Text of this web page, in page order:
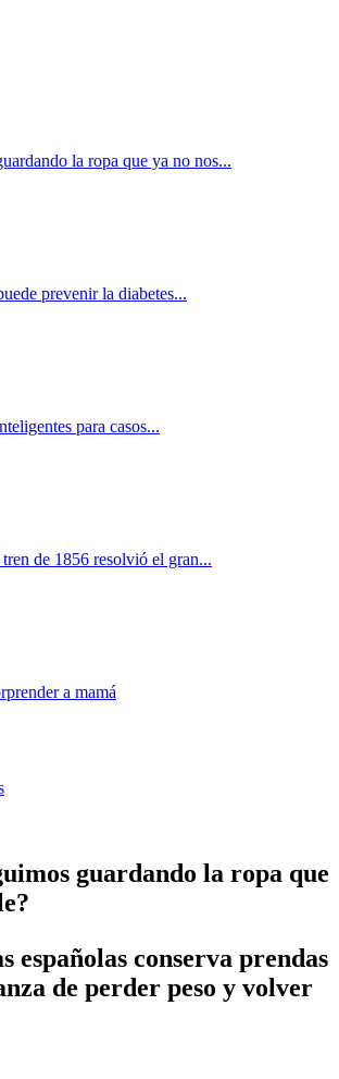
la ropa que ya no nos...
prevenir la diabetes...
para casos...
de 1856 resolvió el gran...
a mamá
guardando la ropa que
españolas conserva prendas
de perder peso y volver